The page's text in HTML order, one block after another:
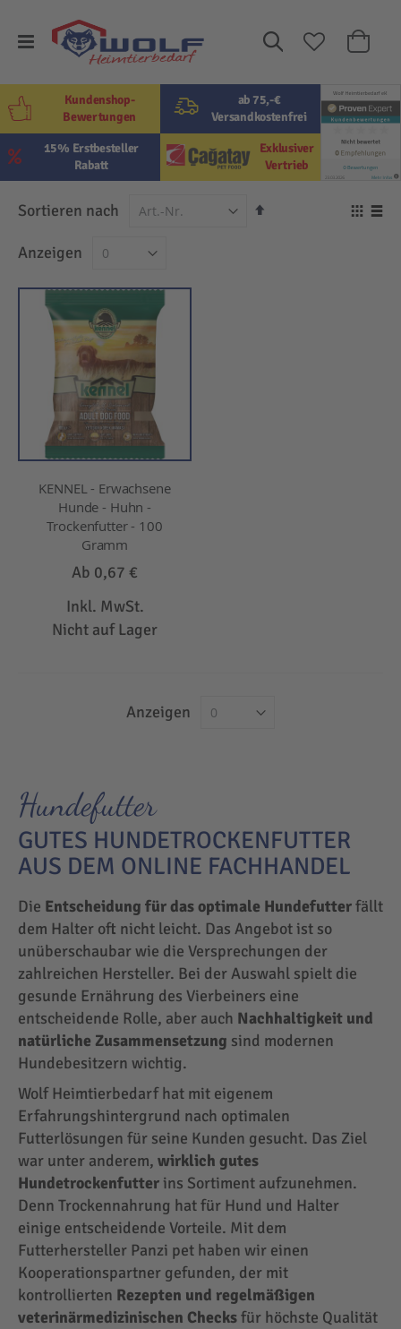
Suche
Mein
ab 75,-€
Versandkostenfrei
Exklusiver
Vertrieb
15% Erstbesteller
Rabatt
Kundenshop-
Bewertungen
Sortieren nach
In
Anzeigen
KENNEL - Erwachsene
Hunde - Huhn -
Trockenfutter - 100
Gramm
Ab 0,67 €
Inkl. MwSt.
Nicht auf Lager
Anzeigen
Hundefutter
GUTES HUNDETROCKENFUTTER
AUS DEM ONLINE FACHHANDEL
Die Entscheidung für das optimale Hundefutterfällt
dem Halter oft nicht leicht. Das Angebot ist so
unüberschaubar wie die Versprechungen der
zahlreichen Hersteller. Bei der Auswahl spielt die
gesunde Ernährung des Vierbeiners eine
entscheidende Rolle, aber auch Nachhaltigkeit und
natürliche Zusammensetzung sind modernen
Hundebesitzern wichtig.
Wolf Heimtierbedarf hat mit eigenem
Erfahrungshintergrund nach optimalen
Futterlösungen für seine Kunden gesucht. Das Ziel
war unter anderem, wirklich gutes
Hundetrockenfutter ins Sortiment aufzunehmen.
Denn Trockennahrung hat für Hund und Halter
einige entscheidende Vorteile. Mit dem
Futterhersteller Panzi pet haben wir einen
Kooperationspartner gefunden, der mit
kontrollierten Rezepten und regelmäßigen
veterinärmedizinischen Checksfür höchste Qualität